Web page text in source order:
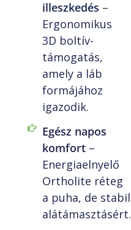
illeszkedés –
Ergonomikus
3D boltív-
támogatás,
amely a láb
formájához
igazodik.
Egész napos
komfort–
Energiaelnyelő
Ortholite réteg
a puha, de stabil
alátámasztásért.